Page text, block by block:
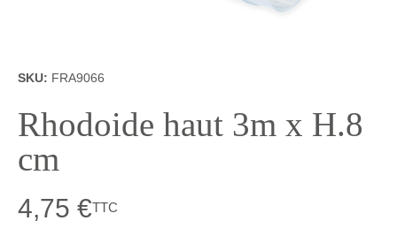
SKU FRA9066
Rhodoide haut 3m x H.8
cm
4,75 €TTC